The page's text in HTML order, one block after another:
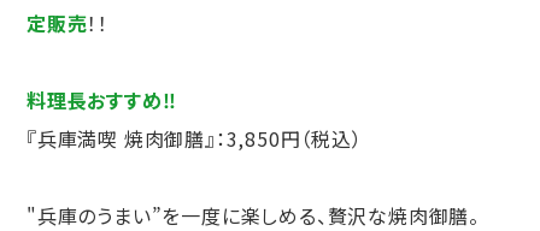
定販売！！
料理長おすすめ‼
『兵庫満喫 焼肉御膳』：3,850円（税込）
"兵庫のうまい”を一度に楽しめる、贅沢な焼肉御膳。